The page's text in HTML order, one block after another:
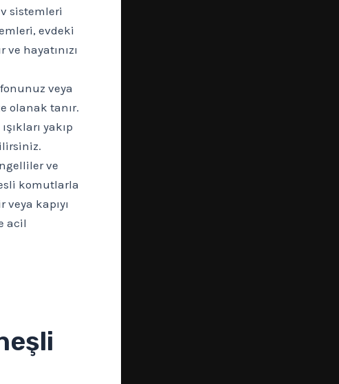
sistemleri
evdeki
hayatınızı
veya
olanak tanır.
yakıp
ve
komutlarla
kapıyı
acil